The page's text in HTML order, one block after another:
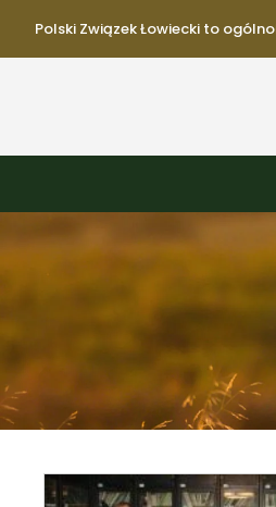
Polski Związek Łowiecki to